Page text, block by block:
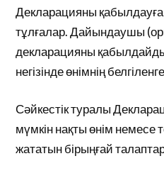
Декларацияны
тұлғалар. Дайындаушы
декларацияны
негізінде өнімнің
Сәйкестік туралы
мүмкін нақты өнім немесе
жататын бірыңғай